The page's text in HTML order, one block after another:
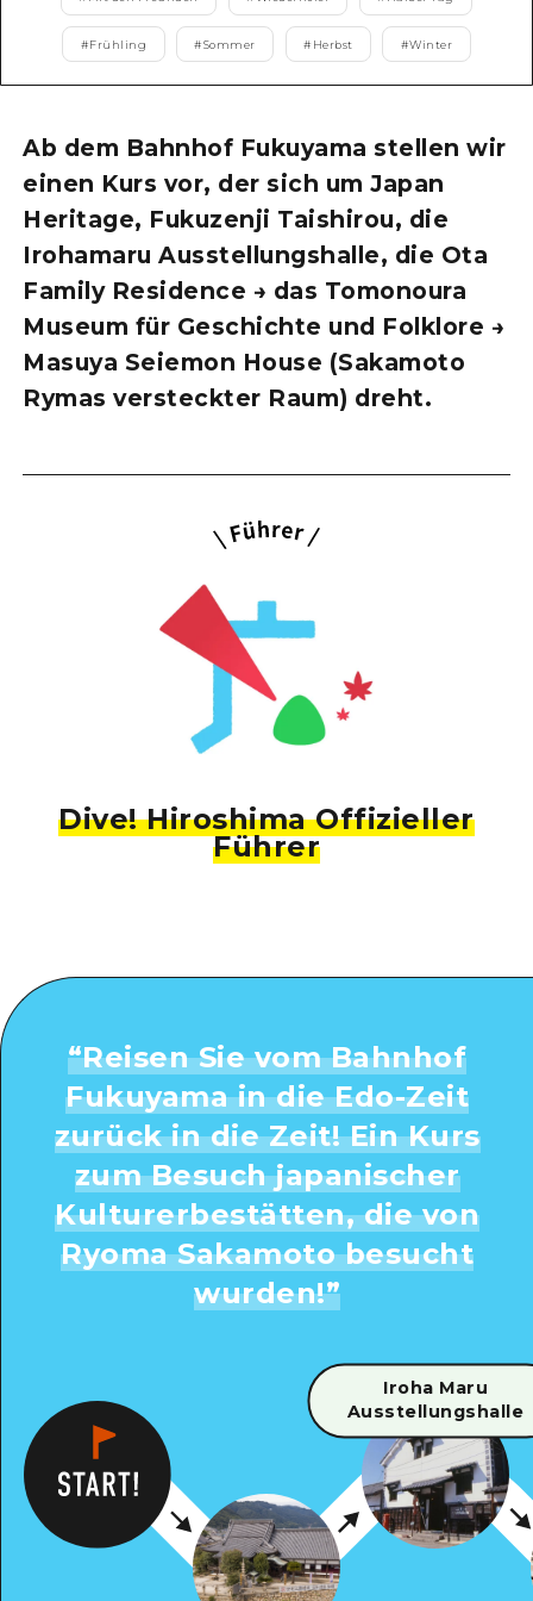
#Frühling #Sommer # Herbst #Winter
Dive! Hiroshima Offizieller
Führer
Ab dem Bahnhof Fukuyama stellen wir
einen Kurs vor, der sich um Japan
Heritage, Fukuzenji Taishirou, die
Irohamaru Ausstellungshalle, die Ota
Family Residence → das Tomonoura
Museum für Geschichte und Folklore →
Masuya Seiemon House (Sakamoto
Rymas versteckter Raum) dreht.
“Reisen Sie vom Bahnhof
Fukuyama in die Edo-Zeit
zurück in die Zeit! Ein Kurs
zum Besuch japanischer
Kulturerbestätten, die von
Ryoma Sakamoto besucht
wurden!”
Iroha Maru
Ausstellungshalle